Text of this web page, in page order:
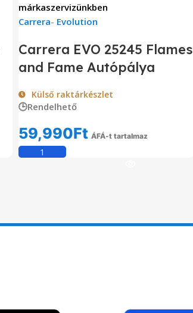
márkaszervizünkben
Carrera- Evolution
Carrera EVO 25245 Flames
and Fame Autópálya
Külső raktárkészlet
🕒Rendelhető
59,990Ft ÁFÁ-t tartalmaz